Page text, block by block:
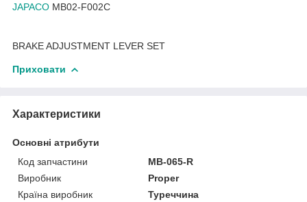
JAPACO MB02-F002C
BRAKE ADJUSTMENT LEVER SET
Приховати
Характеристики
Основні атрибути
Код запчастини
MB-065-R
Виробник
Proper
Країна виробник
Туреччина